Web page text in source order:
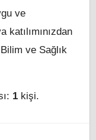
ve
katılımınızdan
ve Sağlık
1 kişi.